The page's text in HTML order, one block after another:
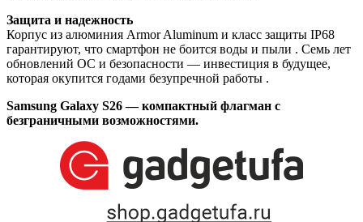
Защита и надежность
Корпус из алюминия Armor Aluminum и класс защиты IP68
гарантируют, что смартфон не боится воды и пыли . Семь лет
обновлений ОС и безопасности — инвестиция в будущее,
которая окупится годами безупречной работы .
Samsung Galaxy S26 — компактный флагман с
безграничными возможностями.